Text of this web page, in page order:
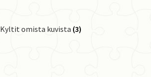
Kyltit omista kuvista (3)